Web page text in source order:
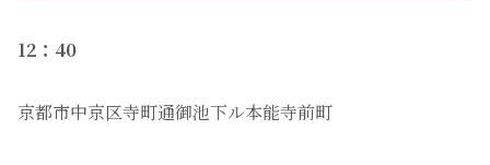
12：40
京都市中京区寺町通御池下ル本能寺前町